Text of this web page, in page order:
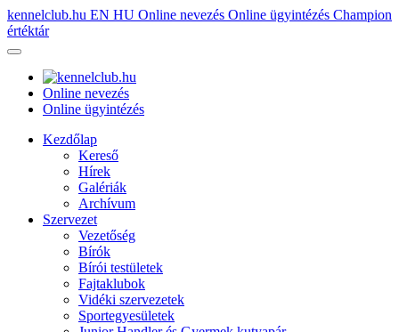
kennelclub.hu EN HU Online nevezés Online ügyintézés Champion
értéktár
Online nevezés
Online ügyintézés
Kezdőlap
Kereső
Hírek
Galériák
Archívum
Szervezet
Vezetőség
Bírók
Bírói testületek
Fajtaklubok
Vidéki szervezetek
Sportegyesületek